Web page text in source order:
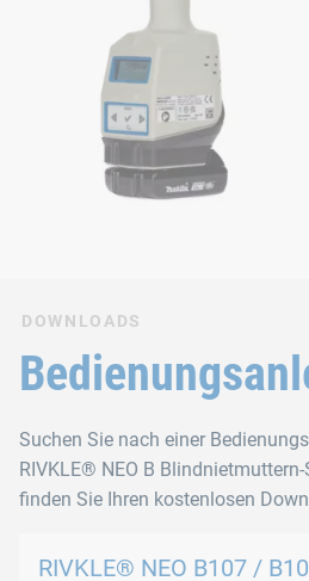
DOWNLOADS
Suchen Sie nach einer
RIVKLE® NEO B
finden Sie Ihren kostenlosen
RIVKLE® NEO B107 /